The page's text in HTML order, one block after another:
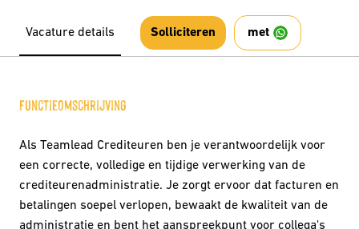
Vacature details Solliciteren met
Functieomschrijving
Als Teamlead Crediteuren ben je verantwoordelijk voor
een correcte, volledige en tijdige verwerking van de
crediteurenadministratie. Je zorgt ervoor dat facturen en
betalingen soepel verlopen, bewaakt de kwaliteit van de
administratie en bent het aanspreekpunt voor collega's